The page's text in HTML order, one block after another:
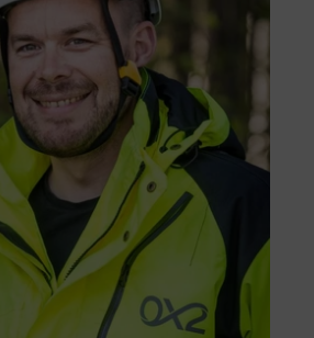
oferi tot suportul pentru
pe care le primim sa
obiectiv și eficiență.